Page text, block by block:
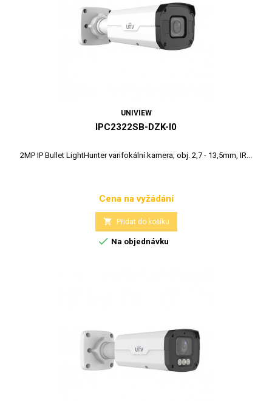
UNIVIEW
IPC2322SB-DZK-I0
2MP IP Bullet LightHunter varifokální kamera; obj. 2,7 - 13,5mm, IR...
Cena
Cena na vyžádání
 Přidat do košíku
 Na objednávku